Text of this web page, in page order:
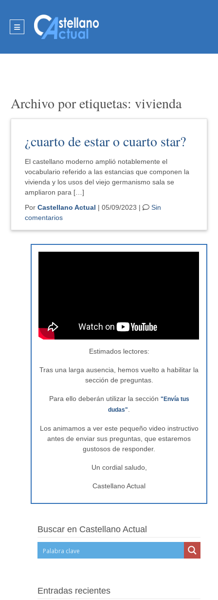
Archivo por etiquetas: vivienda
¿cuarto de estar o cuarto star?
El castellano moderno amplió notablemente el
vocabulario referido a las estancias que componen la
vivienda y los usos del viejo germanismo sala se
ampliaron para […]
PorCastellano Actual | 05/09/2023 |
Sin
comentarios
Estimados lectores:
Tras una larga ausencia, hemos vuelto a habilitar la
sección de preguntas.
Para ello deberán utilizar la sección "Envía tus
dudas"
Los animamos a ver este pequeño video instructivo
antes de enviar sus preguntas, que estaremos
gustosos de responder.
Un cordial saludo,
Castellano Actual
Buscar en Castellano Actual
Entradas recientes